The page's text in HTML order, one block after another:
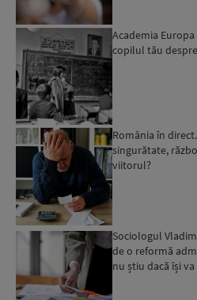
Academia Europa
copilul tău
România în
singurătate,
viitorul?
Sociologul
de o reformă
nu știu dacă își